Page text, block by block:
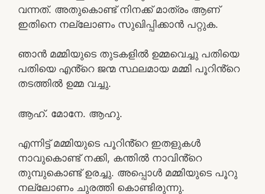
വന്നത്. അതുകൊണ്ട് നിനക്ക് മാത്രം ആണ്
ഇതിനെ നല്ലോണം സുഖിപ്പിക്കാൻ പറ്റുക.
ഞാൻ മമ്മിയുടെ തുടകളിൽ ഉമ്മവെച്ചു പതിയെ
പതിയെ എൻ്റെ ജന്മ സ്ഥലമായ മമ്മി പൂറിൻ്റെ
തടത്തിൽ ഉമ്മ വച്ചു.
ആഹ്. മോനേ. ആഹു.
എന്നിട്ട് മമ്മിയുടെ പൂറിൻ്റെ ഇതളുകൾ
നാവുകൊണ്ട് നക്കി, കന്തിൽ നാവിൻ്റെ
തുമ്പുകൊണ്ട് ഉരച്ചു. അപ്പൊൾ മമ്മിയുടെ പൂറു
നല്ലോണം ചുരത്തി കൊണ്ടിരുന്നു.